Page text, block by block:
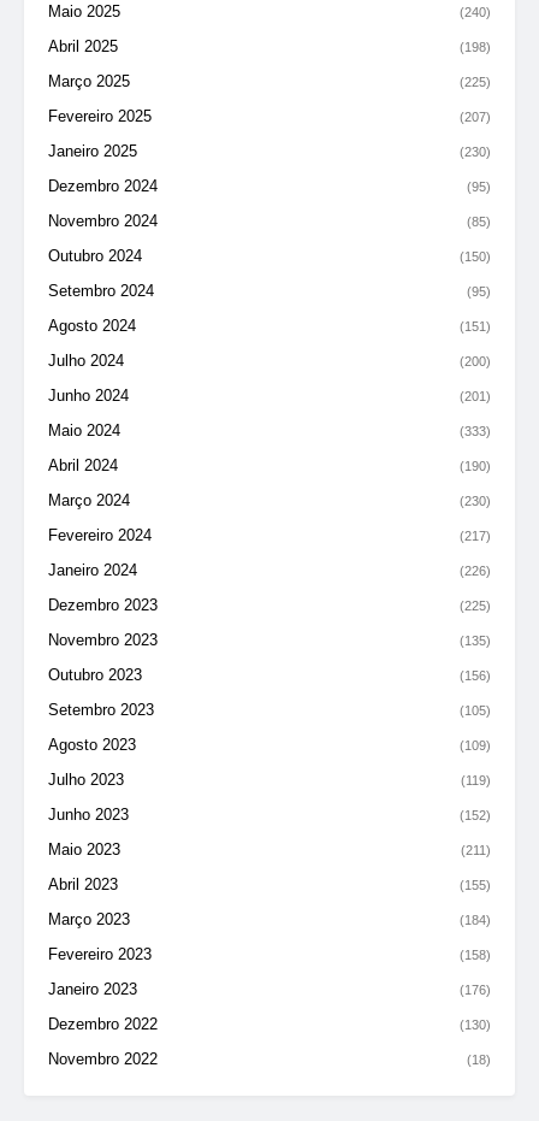
Maio 2025 (240)
Abril 2025 (198)
Março 2025 (225)
Fevereiro 2025 (207)
Janeiro 2025 (230)
Dezembro 2024 (95)
Novembro 2024 (85)
Outubro 2024 (150)
Setembro 2024 (95)
Agosto 2024 (151)
Julho 2024 (200)
Junho 2024 (201)
Maio 2024 (333)
Abril 2024 (190)
Março 2024 (230)
Fevereiro 2024 (217)
Janeiro 2024 (226)
Dezembro 2023 (225)
Novembro 2023 (135)
Outubro 2023 (156)
Setembro 2023 (105)
Agosto 2023 (109)
Julho 2023 (119)
Junho 2023 (152)
Maio 2023 (211)
Abril 2023 (155)
Março 2023 (184)
Fevereiro 2023 (158)
Janeiro 2023 (176)
Dezembro 2022 (130)
Novembro 2022 (18)